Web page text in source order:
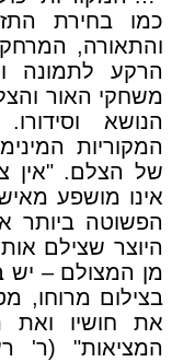
כמו בחירת
והתאורה,
הרקע לתמונה
משחקי האור
הנושא
המקוריות
של הצלם. "אין
אינו מושפע
הפשוטה ביותר
היוצר שצילם
מן המצולם – יש
בצילום מרוחו,
את חושיו ואת